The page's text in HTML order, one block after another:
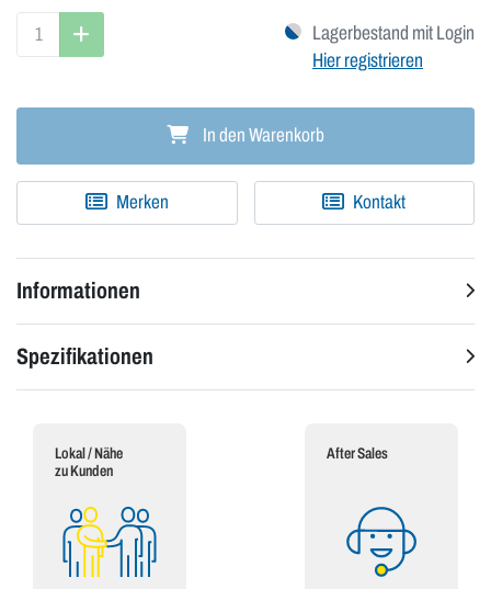
Lagerbestand mit Login
Hier registrieren
In den Warenkorb
Merken Kontakt
Informationen
Spezifikationen
Lokal / Nähe
zu Kunden
After Sales